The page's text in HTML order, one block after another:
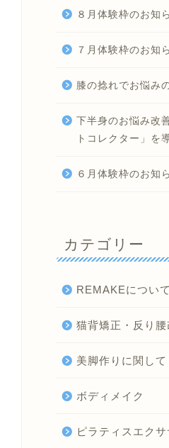
８月体験枠のお知
７月体験枠のお知
膝の捻れでお悩み
下半身のお悩み改
トコレクター」を
６月体験枠のお知
カテゴリー
REMAKEについて
猫背矯正・反り腰
美脚作りに関して
ボディメイク
ピラティスエク